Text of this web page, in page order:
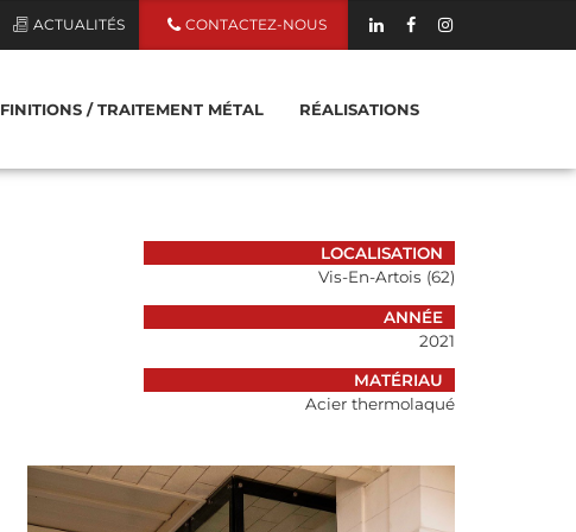
ACTUALITÉS CONTACTEZ-NOUS
MEZZANINE EN MÉTAL
FINITIONS / TRAITEMENT MÉTAL RÉALISATIONS
LOCALISATION
Vis-En-Artois (62)
ANNÉE
2021
MATÉRIAU
Acier thermolaqué